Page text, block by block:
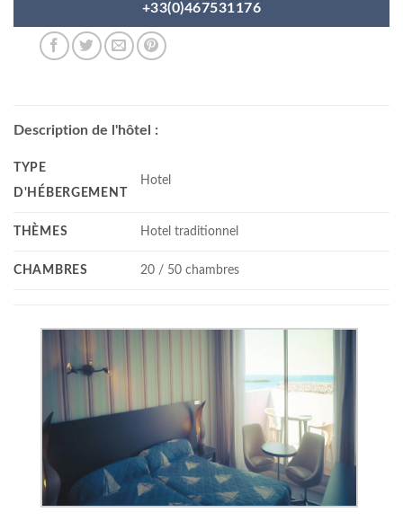
+33(0)467531176
Description de l'hôtel :
TYPE
D'HÉBERGEMENT
Hotel
THÈMES Hotel traditionnel
CHAMBRES 20 / 50 chambres